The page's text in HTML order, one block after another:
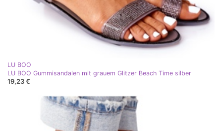
LU BOO
LU BOO Gummisandalen mit grauem Glitzer Beach Time silber
19,23 €